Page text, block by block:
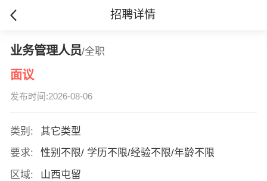
招聘详情
业务管理人员/全职
面议
发布时间:2026-08-06
类别:
其它类型
要求:
性别不限/ 学历不限/经验不限/年龄不限
区域:
山西屯留